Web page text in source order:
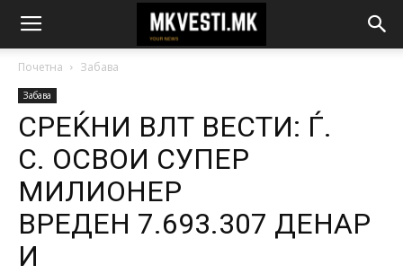
Почетна Забава
Забава
СРЕЌНИ ВЛТ ВЕСТИ: Ѓ.
С. ОСВОИ СУПЕР
МИЛИОНЕР
ВРЕДЕН 7.693.307 ДЕНАР
И